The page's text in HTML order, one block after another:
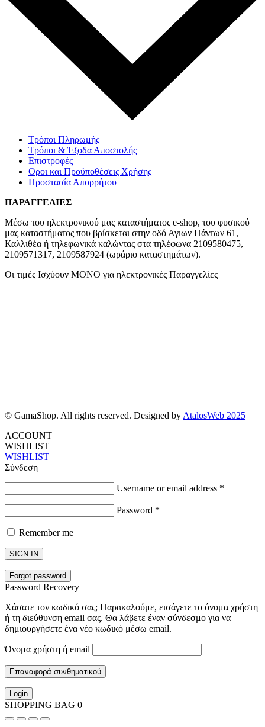
Τρόποι Πληρωμής
Τρόποι & Έξοδα Αποστολής
Επιστροφές
Οροι και Προϋποθέσεις Χρήσης
Προστασία Απορρήτου
ΠΑΡΑΓΓΕΛΙΕΣ
Μέσω του ηλεκτρονικού μας καταστήματος e-shop, του φυσικού
μας καταστήματος που βρίσκεται στην οδό Αγιων Πάντων 61,
Καλλιθέα ή τηλεφωνικά καλώντας στα τηλέφωνα 2109580475,
2109571317, 2109587924 (ωράριο καταστημάτων).
Οι τιμές Ισχύουν ΜΟΝΟ για ηλεκτρονικές Παραγγελίες
© GamaShop. All rights reserved. Designed by AtalosWeb 2025
ACCOUNT
WISHLIST
WISHLIST
Σύνδεση
Username or email address *
Password *
Remember me
SIGN IN
Forgot password
Password Recovery
Χάσατε τον κωδικό σας; Παρακαλούμε, εισάγετε το όνομα χρήστη
ή τη διεύθυνση email σας. Θα λάβετε έναν σύνδεσμο για να
δημιουργήσετε ένα νέο κωδικό μέσω email.
Όνομα χρήστη ή email
Επαναφορά συνθηματικού
Login
SHOPPING BAG 0